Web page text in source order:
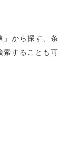
」から探す、条
索することも可